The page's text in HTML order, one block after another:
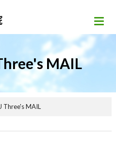
MAIL
Three's MAIL